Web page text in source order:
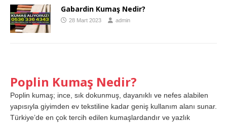
Gabardin Kumaş Nedir?
28 Mart 2023 admin
Poplin Kumaş Nedir?
Poplin kumaş; ince, sık dokunmuş, dayanıklı ve nefes alabilen
yapısıyla giyimden ev tekstiline kadar geniş kullanım alanı sunar.
Türkiye’de en çok tercih edilen kumaşlardandır ve yazlık